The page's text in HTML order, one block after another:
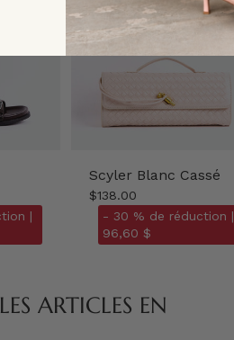
|
Scyler Blanc Cassé
$138.00
- 30 % de réduction |
96,60 $
ARTICLES EN